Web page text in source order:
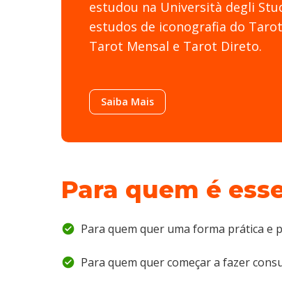
estudou na Università degli
estudos de iconografia do
Tarot Mensal e Tarot Direto.
Saiba Mais
Para quem é
Para quem quer uma forma prática e
Para quem quer começar a fazer